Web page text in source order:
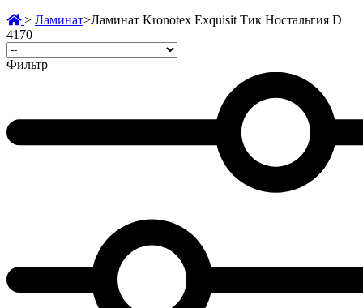
> Ламинат>Ламинат Kronotex Exquisit Тик Ностальгия D
4170
Фильтр